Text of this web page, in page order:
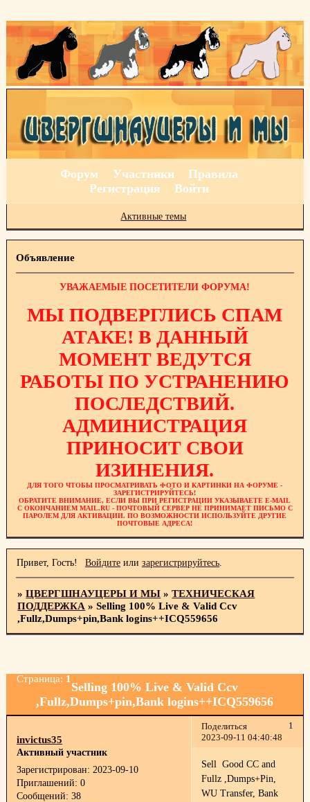
Форум Участники
Правила
Регистрация
Войти
Активные темы
Объявление
УВАЖАЕМЫЕ ПОСЕТИТЕЛИ ФОРУМА!
МЫ ПОДВЕРГЛИСЬ СПАМ
АТАКЕ! В ДАННЫЙ
МОМЕНТ ВЕДУТСЯ
РАБОТЫ ПО УСТРАНЕНИЮ
ПОСЛЕДСТВИЙ.
АДМИНИСТРАЦИЯ
ПРИНОСИТ СВОИ
ИЗИНЕНИЯ.
ДЛЯ ТОГО ЧТОБЫ ПРОСМАТРИВАТЬ ФОТО И КАРТИНКИ НА ФОРУМЕ -
ЗАРЕГИСТРИРУЙТЕСЬ!
ОБРАТИТЕ ВНИМАНИЕ, ЕСЛИ ВЫ ПРИ РЕГИСТРАЦИИ УКАЗЫВАЕТЕ E-MAIL
С ОКОНЧАНИЕМ MAIL.RU - ПОЧТОВЫЙ СЕРВЕР НЕ ПРИНИМАЕТ ПИСЬМО С
ПАРОЛЕМ ДЛЯ АКТИВАЦИИ. ПО ВОЗМОЖНОСТИ ИСПОЛЬЗУЙТЕ ДРУГИЕ
ПОЧТОВЫЕ АДРЕСА!
Привет, Гость! Войдитеили зарегистрируйтесь.
»ЦВЕРГШНАУЦЕРЫ И МЫ »ТЕХНИЧЕСКАЯ
ПОДДЕРЖКА »Selling 100% Live & Valid Ccv
,Fullz,Dumps+pin,Bank logins++ICQ559656
Selling 100% Live & Valid Ccv
,Fullz,Dumps+pin,Bank logins++ICQ559656
Страница: 1
Поделиться
1
2023-09-11 04:40:48
invictus35
Активный участник
Зарегистрирован: 2023-09-10
Приглашений: 0
Сообщений: 38
Sell Good CC and
Fullz ,Dumps+Pin,
WU Transfer, Bank